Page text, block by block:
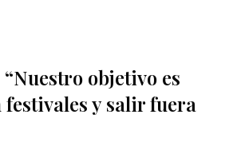
objetivo es
y salir fuera